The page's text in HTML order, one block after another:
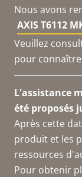
Nous avons
AXIS T6112
Veuillez
pour
L'assistance
été proposés
Après cette
produit et les
ressources
Pour obtenir